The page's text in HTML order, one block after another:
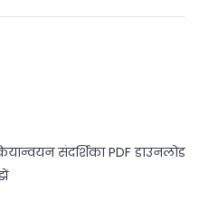
संदर्शिका PDF डाउनलोड